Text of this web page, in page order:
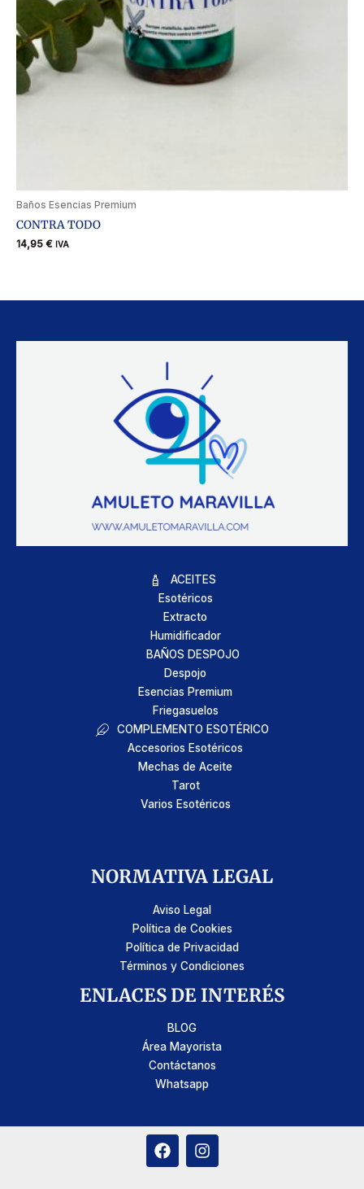
Baños Esencias Premium
CONTRA TODO
14,95 € IVA
ACEITES
Esotéricos
Extracto
Humidificador
BAÑOS DESPOJO
Despojo
Esencias Premium
Friegasuelos
COMPLEMENTO ESOTÉRICO
Accesorios Esotéricos
Mechas de Aceite
Tarot
Varios Esotéricos
NORMATIVA LEGAL
Aviso Legal
Política de Cookies
Política de Privacidad
Términos y Condiciones
ENLACES DE INTERÉS
BLOG
Área Mayorista
Contáctanos
Whatsapp
F
a
I
n